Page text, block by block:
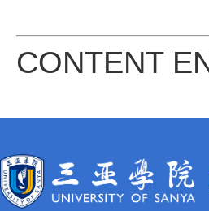
CONTENT